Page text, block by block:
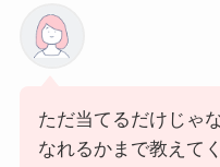
ただ当てるだけじゃ
なれるかまで教えて